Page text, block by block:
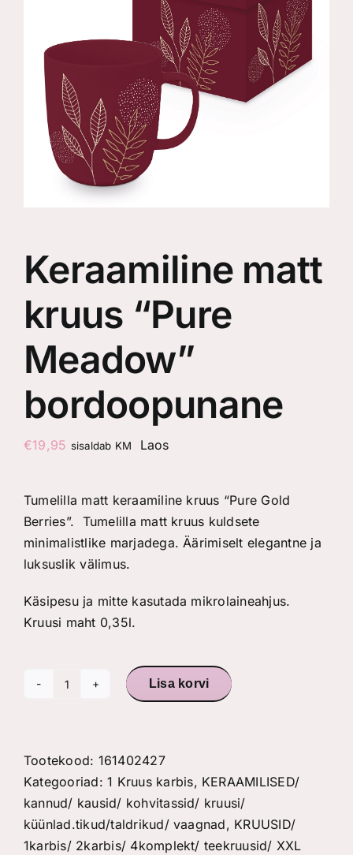
Keraamiline matt
kruus “Pure
Meadow”
bordoopunane
€19,95 sisaldab KM Laos
Tumelilla matt keraamiline kruus “Pure Gold
Berries”. Tumelilla matt kruus kuldsete
minimalistlike marjadega. Äärimiselt elegantne ja
luksuslik välimus.
Käsipesu ja mitte kasutada mikrolaineahjus.
Kruusi maht 0,35l.
Keraamiline
"Pure
Meadow"
bordoopunane
kogus
Lisa korvi
Tootekood: 161402427
Kategooriad:1 Kruus karbis, KERAAMILISED/
kannud/ kausid/ kohvitassid/ kruusi/
küünlad.tikud/taldrikud/ vaagnad, KRUUSID/
1karbis/ 2karbis/ 4komplekt/ teekruusid/ XXL